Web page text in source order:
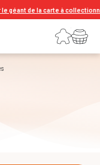
à collectionner !
Connexion
Votre panier